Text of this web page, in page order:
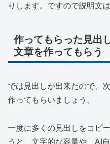
りします。ですので説明文
作ってもらった見出
文章を作ってもらう
では見出しが出来たので、
作ってもらいましょう。
一度に多くの見出しをコピ
うと、文字的な容量や、AI